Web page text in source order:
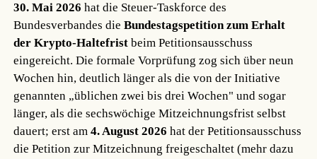
30. Mai 2026 hat die Steuer-Taskforce des
Bundesverbandes dieBundestagspetition zum Erhalt
der Krypto-Haltefrist beim Petitionsausschuss
eingereicht. Die formale Vorprüfung zog sich über neun
Wochen hin, deutlich länger als die von der Initiative
genannten „üblichen zwei bis drei Wochen" und sogar
länger, als die sechswöchige Mitzeichnungsfrist selbst
dauert; erst am4. August 2026 hat der Petitionsausschuss
die Petition zur Mitzeichnung freigeschaltet (mehr dazu